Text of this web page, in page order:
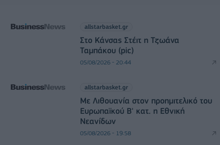
allstarbasket.gr
Στο Κάνσας Στέιτ η Τζωάνα
Ταμπάκου (pic)
05/08/2026 - 20:44
allstarbasket.gr
Με Λιθουανία στον προημιτελικό του
Ευρωπαϊκού Β' κατ. η Εθνική
Νεανίδων
05/08/2026 - 19:58